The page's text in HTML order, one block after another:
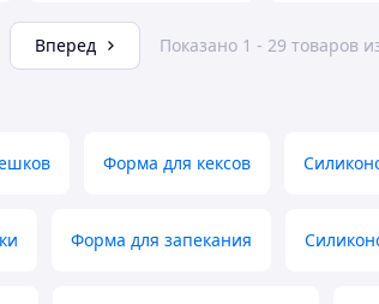
Вперед Показано 1 - 29 товаров
Форма для кексов
Форма для запекания